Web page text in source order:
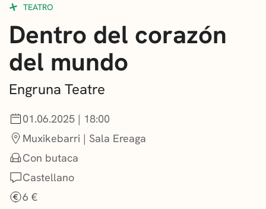
NOTICIAS
GETXO KULTURA
ASOCIACIONES CULTURALES
TEATRO
Dentro del corazón
del mundo
Engruna Teatre
01.06.2025 | 18:00
Muxikebarri | Sala Ereaga
Con butaca
Castellano
6 €